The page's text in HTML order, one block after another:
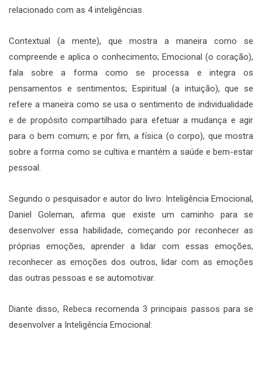
relacionado com as 4 inteligências.
Contextual (a mente), que mostra a maneira como se
compreende e aplica o conhecimento; Emocional (o coração),
fala sobre a forma como se processa e integra os
pensamentos e sentimentos; Espiritual (a intuição), que se
refere a maneira como se usa o sentimento de individualidade
e de propósito compartilhado para efetuar a mudança e agir
para o bem comum; e por fim, a física (o corpo), que mostra
sobre a forma como se cultiva e mantém a saúde e bem-estar
pessoal.
Segundo o pesquisador e autor do livro: Inteligência Emocional,
Daniel Goleman, afirma que existe um caminho para se
desenvolver essa habilidade, começando por reconhecer as
próprias emoções, aprender a lidar com essas emoções,
reconhecer as emoções dos outros, lidar com as emoções
das outras pessoas e se automotivar.
Diante disso, Rebeca recomenda 3 principais passos para se
desenvolver a Inteligência Emocional: